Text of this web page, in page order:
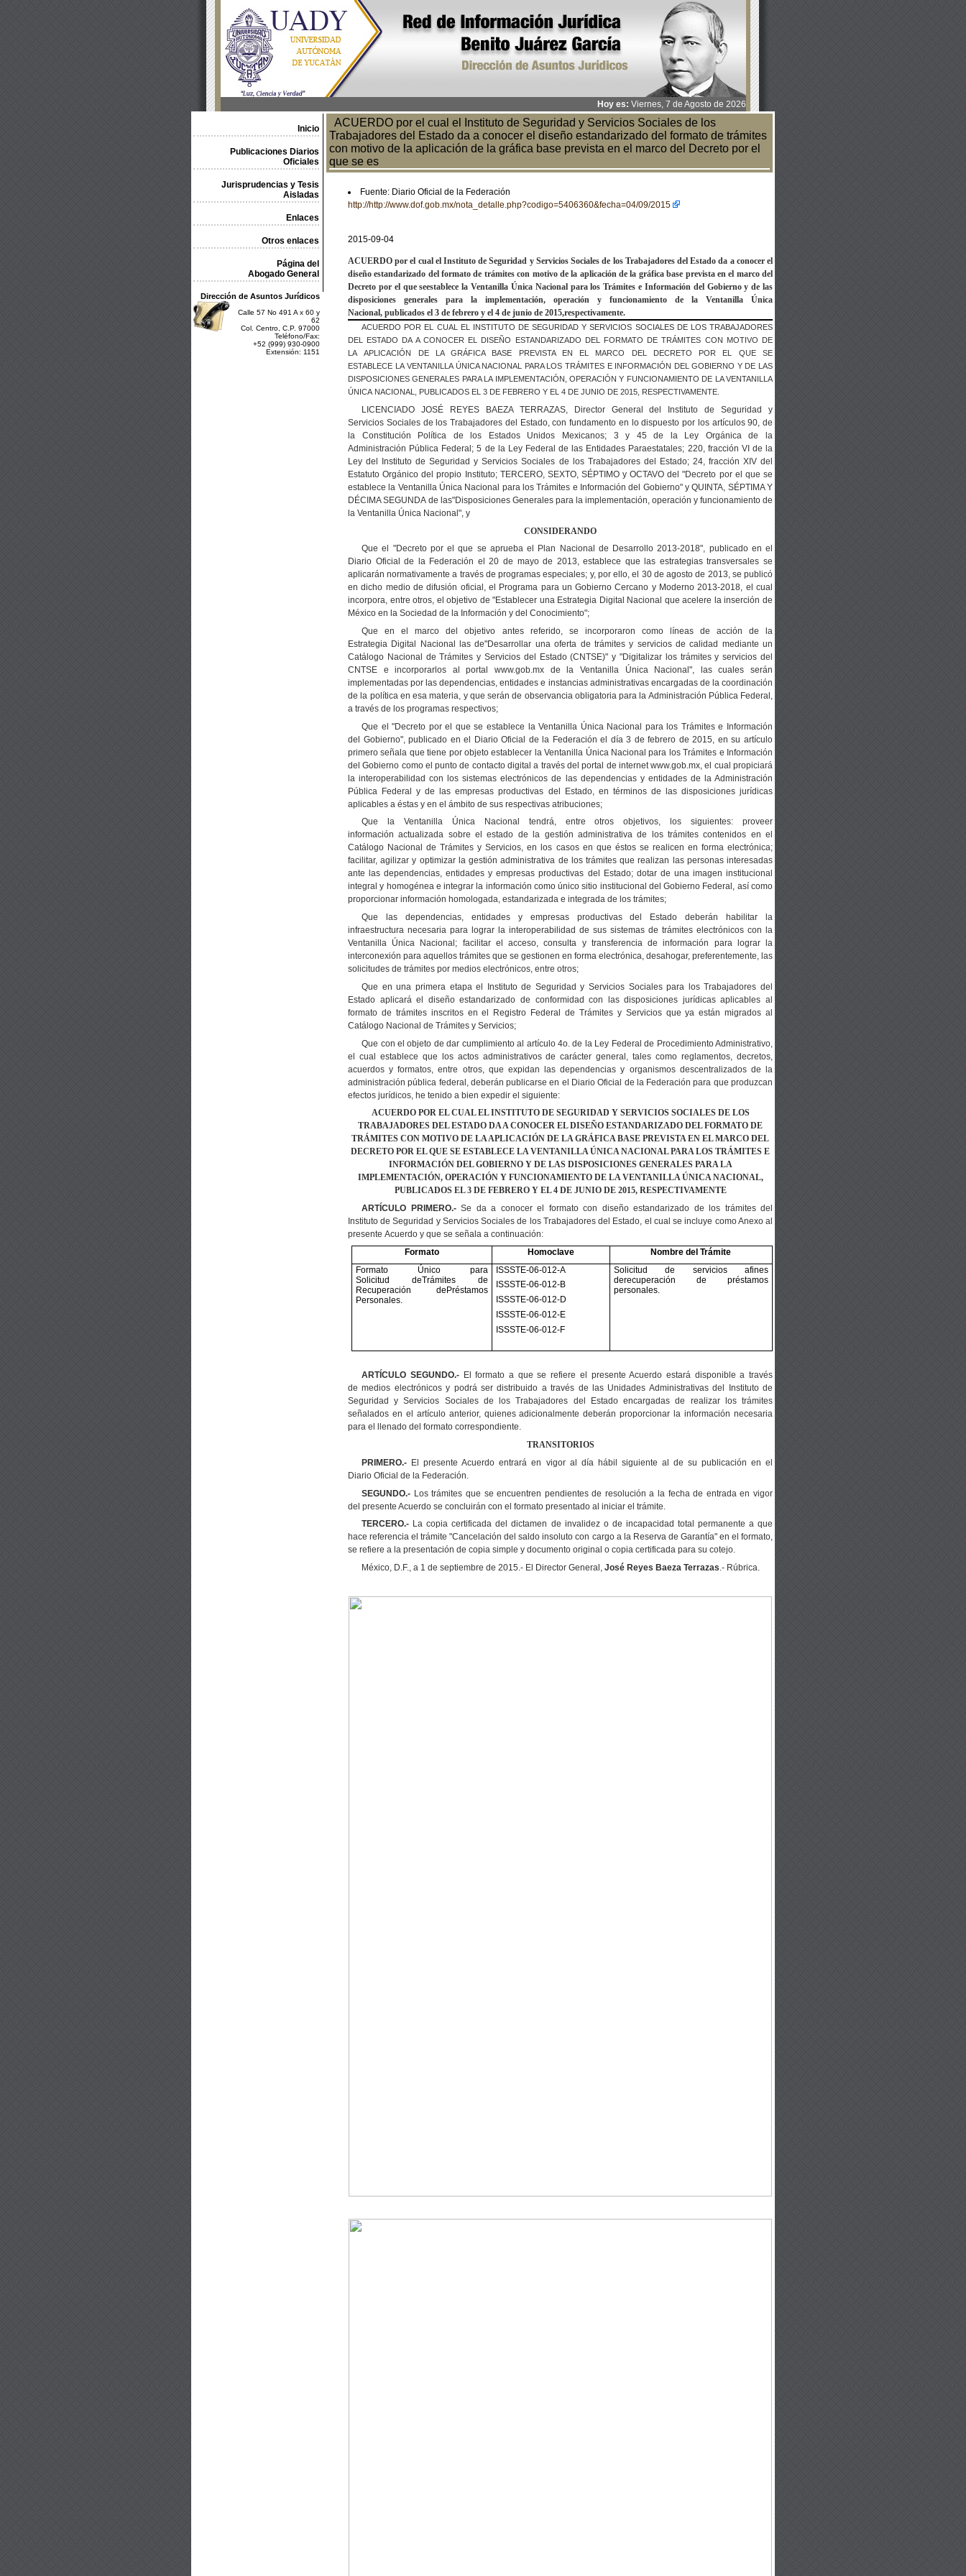
Hoy es: Viernes, 7 de Agosto de 2026
Inicio
Publicaciones Diarios
Oficiales
Jurisprudencias y Tesis
Aisladas
Enlaces
Otros enlaces
Página del
Abogado General
Dirección de Asuntos Jurídicos
Calle 57 No 491 A x 60 y
62
Col. Centro, C.P. 97000
Teléfono/Fax:
+52 (999) 930-0900
Extensión: 1151
ACUERDO por el cual el Instituto de Seguridad y Servicios Sociales de los
Trabajadores del Estado da a conocer el diseño estandarizado del formato de trámites
con motivo de la aplicación de la gráfica base prevista en el marco del Decreto por el
que se es
Fuente: Diario Oficial de la Federación
http://http://www.dof.gob.mx/nota_detalle.php?codigo=5406360&fecha=04/09/2015
2015-09-04
ACUERDO por el cual el Instituto de Seguridad y Servicios Sociales de los Trabajadores del Estado da a conocer el
diseño estandarizado del formato de trámites con motivo de la aplicación de la gráfica base prevista en el marco del
Decreto por el que seestablece la Ventanilla Única Nacional para los Trámites e Información del Gobierno y de las
disposiciones generales para la implementación, operación y funcionamiento de la Ventanilla Única
Nacional, publicados el 3 de febrero y el 4 de junio de 2015,respectivamente.
ACUERDO POR EL CUAL EL INSTITUTO DE SEGURIDAD Y SERVICIOS SOCIALES DE LOS TRABAJADORES
DEL
ESTADO DA A CONOCER EL DISEÑO ESTANDARIZADO DEL FORMATO DE TRÁMITES CON MOTIVO DE
LA
APLICACIÓN DE LA GRÁFICA BASE PREVISTA EN EL MARCO DEL DECRETO POR EL QUE SE
ESTABLECE LA VENTANILLA ÚNICA NACIONAL PARA LOS TRÁMITES E INFORMACIÓN DEL GOBIERNO Y DE LAS
DISPOSICIONES GENERALES PARA LA IMPLEMENTACIÓN, OPERACIÓN Y FUNCIONAMIENTO DE LA VENTANILLA
ÚNICA NACIONAL, PUBLICADOS EL 3 DE FEBRERO Y EL 4 DE JUNIO DE 2015, RESPECTIVAMENTE.
LICENCIADO JOSÉ REYES BAEZA TERRAZAS, Director General del Instituto de Seguridad y
Servicios Sociales de los Trabajadores del Estado, con fundamento en lo dispuesto por los artículos 90, de
la Constitución Política de los Estados Unidos Mexicanos; 3 y 45 de la Ley Orgánica de la
Administración Pública Federal; 5 de la Ley Federal de las Entidades Paraestatales; 220, fracción VI de la
Ley del Instituto de Seguridad y Servicios Sociales de los Trabajadores del Estado; 24, fracción XIV del
Estatuto Orgánico del propio Instituto; TERCERO, SEXTO, SÉPTIMO y OCTAVO del "Decreto por el que se
establece la Ventanilla Única Nacional para los Trámites e Información del Gobierno" y QUINTA, SÉPTIMA Y
DÉCIMA SEGUNDA de las"Disposiciones Generales para la implementación, operación y funcionamiento de
la Ventanilla Única Nacional", y
CONSIDERANDO
Que el "Decreto por el que se aprueba el Plan Nacional de Desarrollo 2013-2018", publicado en el
Diario Oficial de la Federación el 20 de mayo de 2013, establece que las estrategias transversales se
aplicarán normativamente a través de programas especiales; y, por ello, el 30 de agosto de 2013, se publicó
en dicho medio de difusión oficial, el Programa para un Gobierno Cercano y Moderno 2013-2018, el cual
incorpora, entre otros, el objetivo de "Establecer una Estrategia Digital Nacional que acelere la inserción de
México en la Sociedad de la Información y del Conocimiento";
Que en el marco del objetivo antes referido, se incorporaron como líneas de acción de la
Estrategia Digital Nacional las de"Desarrollar una oferta de trámites y servicios de calidad mediante un
Catálogo Nacional de Trámites y Servicios del Estado (CNTSE)" y "Digitalizar los trámites y servicios del
CNTSE e incorporarlos al portal www.gob.mx de la Ventanilla Única Nacional", las cuales serán
implementadas por las dependencias, entidades e instancias administrativas encargadas de la coordinación
de la política en esa materia, y que serán de observancia obligatoria para la Administración Pública Federal,
a través de los programas respectivos;
Que el "Decreto por el que se establece la Ventanilla Única Nacional para los Trámites e Información
del Gobierno", publicado en el Diario Oficial de la Federación el día 3 de febrero de 2015, en su artículo
primero señala que tiene por objeto establecer la Ventanilla Única Nacional para los Trámites e Información
del Gobierno como el punto de contacto digital a través del portal de internet www.gob.mx, el cual propiciará
la interoperabilidad con los sistemas electrónicos de las dependencias y entidades de la Administración
Pública Federal y de las empresas productivas del Estado, en términos de las disposiciones jurídicas
aplicables a éstas y en el ámbito de sus respectivas atribuciones;
Que la Ventanilla Única Nacional tendrá, entre otros objetivos, los siguientes: proveer
información actualizada sobre el estado de la gestión administrativa de los trámites contenidos en el
Catálogo Nacional de Trámites y Servicios, en los casos en que éstos se realicen en forma electrónica;
facilitar, agilizar y optimizar la gestión administrativa de los trámites que realizan las personas interesadas
ante las dependencias, entidades y empresas productivas del Estado; dotar de una imagen institucional
integral y homogénea e integrar la información como único sitio institucional del Gobierno Federal, así como
proporcionar información homologada, estandarizada e integrada de los trámites;
Que las dependencias, entidades y empresas productivas del Estado deberán habilitar la
infraestructura necesaria para lograr la interoperabilidad de sus sistemas de trámites electrónicos con la
Ventanilla Única Nacional; facilitar el acceso, consulta y transferencia de información para lograr la
interconexión para aquellos trámites que se gestionen en forma electrónica, desahogar, preferentemente, las
solicitudes de trámites por medios electrónicos, entre otros;
Que en una primera etapa el Instituto de Seguridad y Servicios Sociales para los Trabajadores del
Estado aplicará el diseño estandarizado de conformidad con las disposiciones jurídicas aplicables al
formato de trámites inscritos en el Registro Federal de Trámites y Servicios que ya están migrados al
Catálogo Nacional de Trámites y Servicios;
Que con el objeto de dar cumplimiento al artículo 4o. de la Ley Federal de Procedimiento Administrativo,
el cual establece que los actos administrativos de carácter general, tales como reglamentos, decretos,
acuerdos y formatos, entre otros, que expidan las dependencias y organismos descentralizados de la
administración pública federal, deberán publicarse en el Diario Oficial de la Federación para que produzcan
efectos jurídicos, he tenido a bien expedir el siguiente:
ACUERDO POR EL CUAL EL INSTITUTO DE SEGURIDAD Y SERVICIOS SOCIALES DE LOS
TRABAJADORES DEL ESTADO DA A CONOCER EL DISEÑO ESTANDARIZADO DEL FORMATO DE
TRÁMITES CON MOTIVO DE LA APLICACIÓN DE LA GRÁFICA BASE PREVISTA EN EL MARCO DEL
DECRETO POR EL QUE SE ESTABLECE LA VENTANILLA ÚNICA NACIONAL PARA LOS TRÁMITES E
INFORMACIÓN DEL GOBIERNO Y DE LAS DISPOSICIONES GENERALES PARA LA
IMPLEMENTACIÓN, OPERACIÓN Y FUNCIONAMIENTO DE LA VENTANILLA ÚNICA NACIONAL,
PUBLICADOS EL 3 DE FEBRERO Y EL 4 DE JUNIO DE 2015, RESPECTIVAMENTE
ARTÍCULO PRIMERO.-Se da a conocer el formato con diseño estandarizado de los trámites del
Instituto de Seguridad y Servicios Sociales de los Trabajadores del Estado, el cual se incluye como Anexo al
presente Acuerdo y que se señala a continuación:
Formato
Homoclave
Nombre del Trámite
Formato Único para
Solicitud deTrámites de
Recuperación dePréstamos
Personales.
ISSSTE-06-012-A
ISSSTE-06-012-B
ISSSTE-06-012-D
ISSSTE-06-012-E
ISSSTE-06-012-F
Solicitud de servicios afines
derecuperación de préstamos
personales.
ARTÍCULO SEGUNDO.- El formato a que se refiere el presente Acuerdo estará disponible a través
de medios electrónicos y podrá ser distribuido a través de las Unidades Administrativas del Instituto de
Seguridad y Servicios Sociales de los Trabajadores del Estado encargadas de realizar los trámites
señalados en el artículo anterior, quienes adicionalmente deberán proporcionar la información necesaria
para el llenado del formato correspondiente.
TRANSITORIOS
PRIMERO.- El presente Acuerdo entrará en vigor al día hábil siguiente al de su publicación en el
Diario Oficial de la Federación.
SEGUNDO.- Los trámites que se encuentren pendientes de resolución a la fecha de entrada en vigor
del presente Acuerdo se concluirán con el formato presentado al iniciar el trámite.
TERCERO.- La copia certificada del dictamen de invalidez o de incapacidad total permanente a que
hace referencia el trámite "Cancelación del saldo insoluto con cargo a la Reserva de Garantía" en el formato,
se refiere a la presentación de copia simple y documento original o copia certificada para su cotejo.
México, D.F., a 1 de septiembre de 2015.- El Director General,José Reyes Baeza Terrazas.- Rúbrica.